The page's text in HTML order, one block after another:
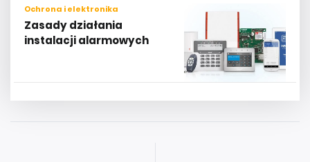
Ochrona i elektronika
Zasady działania
instalacji alarmowych